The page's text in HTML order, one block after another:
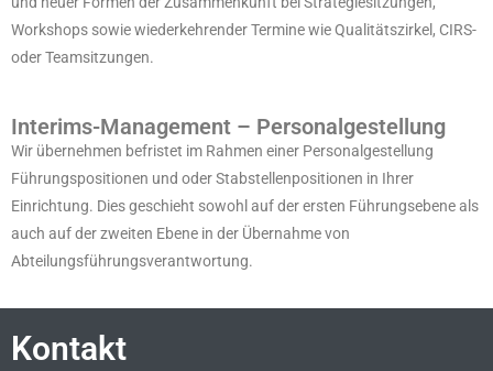
Workshops sowie wiederkehrender Termine wie Qualitätszirkel, CIRS-
oder Teamsitzungen.
Interims-Management – Personalgestellung
Wir übernehmen befristet im Rahmen einer Personalgestellung
Führungspositionen und oder Stabstellenpositionen in Ihrer
Einrichtung. Dies geschieht sowohl auf der ersten Führungsebene als
auch auf der zweiten Ebene in der Übernahme von
Abteilungsführungsverantwortung.
Kontakt